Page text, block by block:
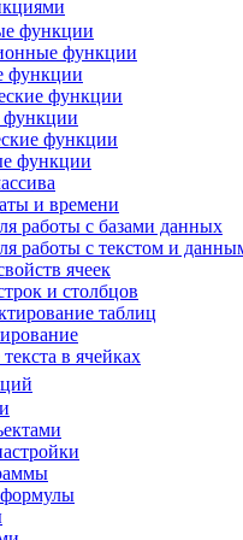
функции
функции
функции
функции
функции
функции
и времени
работы с базами данных
работы с текстом и
ячеек
и столбцов
таблиц
в ячейках